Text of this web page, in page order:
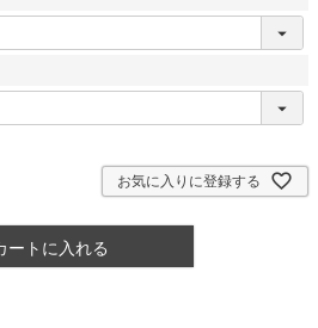
お気に入りに登録する
ートに入れる